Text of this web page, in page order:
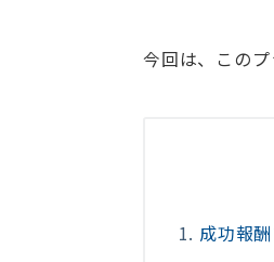
今回は、この
成功報